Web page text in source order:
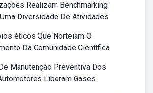
Realizam Benchmarking
Diversidade De Atividades
éticos Que Norteiam O
Da Comunidade Científica
Manutenção Preventiva Dos
Liberam Gases